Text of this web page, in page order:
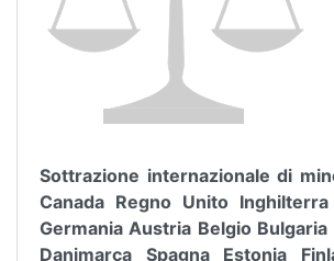
Sottrazione internazionale di
Canada Regno Unito
Germania Austria Belgio
Danimarca Spagna Estonia